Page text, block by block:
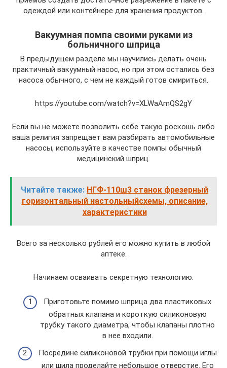
одеждой или контейнере для хранения продуктов.
Вакуумная помпа своими руками из
больничного шприца
В предыдущем разделе мы научились делать очень
практичный вакуумный насос, но при этом остались без
насоса обычного, с чем не каждый готов смириться.
https://youtube.com/watch?v=XLWaAmQS2gY
Если вы не можете позволить себе такую роскошь либо
ваша религия запрещает вам разбирать автомобильные
насосы, используйте в качестве помпы обычный
медицинский шприц.
Читайте также: НГФ-110ш3 станок фрезерный
горизонтальный настольныйсхемы, описание,
характеристики
Всего за несколько рублей его можно купить в любой
аптеке.
Начинаем осваивать секретную технологию:
Приготовьте помимо шприца два пластиковых
обратных клапана и короткую силиконовую
трубку такого диаметра, чтобы клапаны плотно
в нее входили.
Посредине силиконовой трубки при помощи иглы
или шила проделайте небольшое отверстие. Его